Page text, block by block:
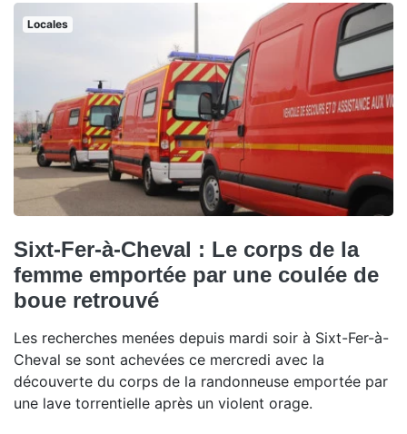
Locales
Sixt-Fer-à-Cheval : Le corps de la
femme emportée par une coulée de
boue retrouvé
Les recherches menées depuis mardi soir à Sixt-Fer-à-
Cheval se sont achevées ce mercredi avec la
découverte du corps de la randonneuse emportée par
une lave torrentielle après un violent orage.